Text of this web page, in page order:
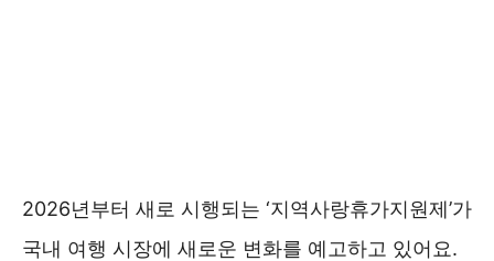
2026년부터 새로 시행되는 ‘지역사랑휴가지원제’가
국내 여행 시장에 새로운 변화를 예고하고 있어요.